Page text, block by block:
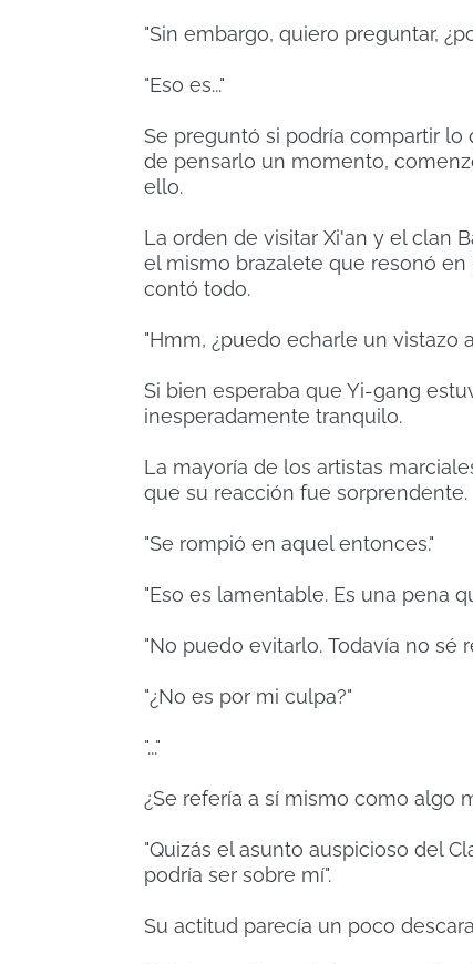
"Sin embargo, quiero preguntar,
"Eso es..."
Se preguntó si podría compartir
de pensarlo un momento,
ello.
La orden de visitar Xi'an y el clan
el mismo brazalete que resonó
contó todo.
"Hmm, ¿puedo echarle un vistazo
Si bien esperaba que Yi-gang
inesperadamente tranquilo.
La mayoría de los artistas
que su reacción fue sorprendente.
"Se rompió en aquel entonces."
"Eso es lamentable. Es una pena
"No puedo evitarlo. Todavía no sé
"¿No es por mi culpa?"
"..."
¿Se refería a sí mismo como algo
"Quizás el asunto auspicioso del
podría ser sobre mí".
Su actitud parecía un poco